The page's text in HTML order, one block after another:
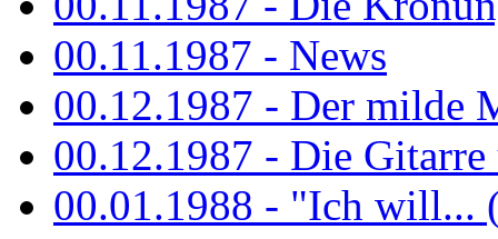
00.11.1987 - News
00.12.1987 - Der milde
00.12.1987 - Die Gitarre
00.01.1988 - "Ich will...